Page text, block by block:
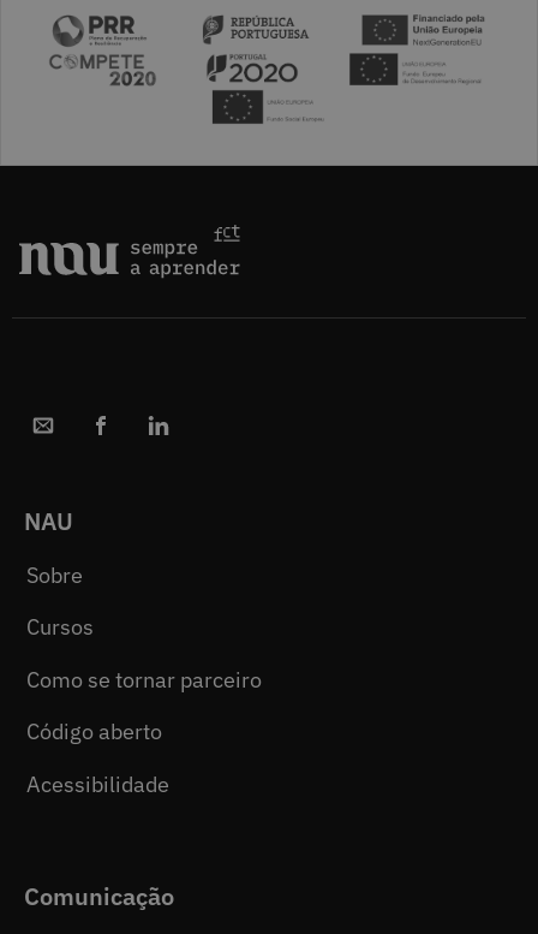
NAU
Sobre
Cursos
Como se tornar parceiro
Código aberto
Acessibilidade
Comunicação